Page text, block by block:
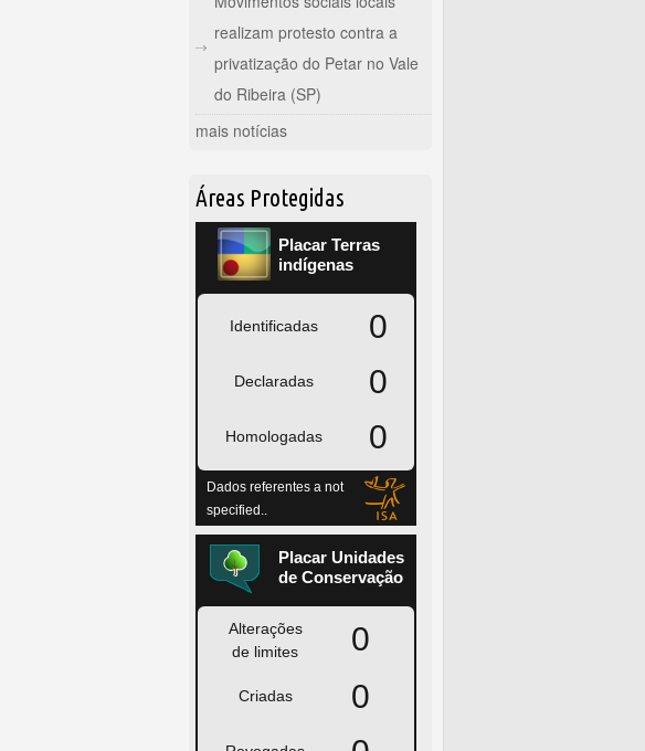
realizam protesto contra a
privatização do Petar no Vale
do Ribeira (SP)
mais notícias
Áreas Protegidas